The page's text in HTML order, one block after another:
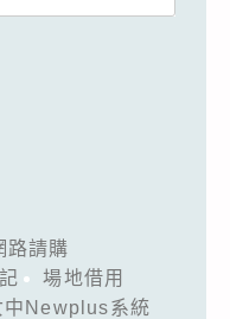
路請購
場地借用
中Newplus系統